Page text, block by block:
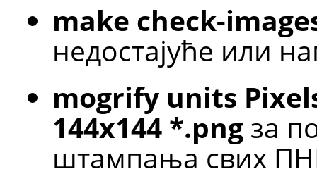
make check-
недостајуће или
mogrify units
144x144 *.png за
штампања свих